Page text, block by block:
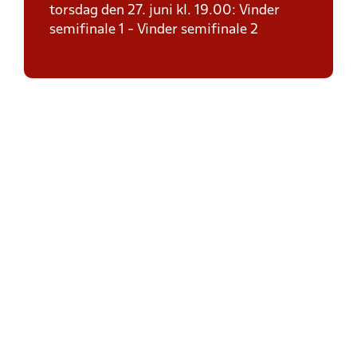
torsdag den 27. juni kl. 19.00: Vinder
semifinale 1 - Vinder semifinale 2